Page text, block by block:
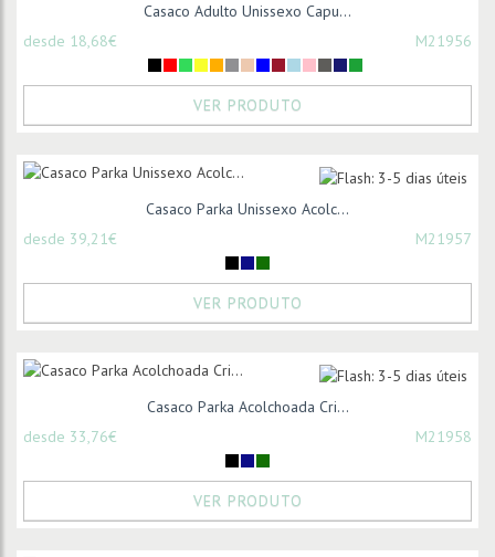
Casaco Adulto Unissexo Capu...
desde 18,68€
M21956
VER PRODUTO
Casaco Parka Unissexo Acolc...
desde 39,21€
M21957
VER PRODUTO
Casaco Parka Acolchoada Cri...
desde 33,76€
M21958
VER PRODUTO